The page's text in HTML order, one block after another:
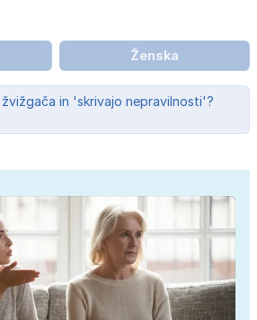
Ženska
in 'skrivajo nepravilnosti'?